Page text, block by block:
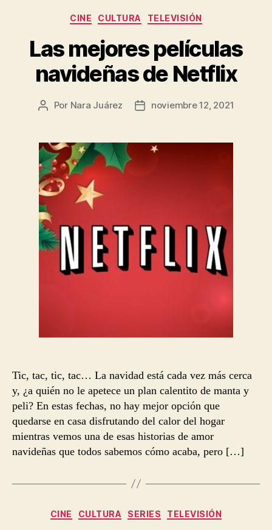
Categorías
CINE CULTURA TELEVISIÓN
Las mejores películas
navideñas de Netflix
Autor
entrada
Por Nara Juárez
Fecha
entrada
noviembre 12, 2021
Tic, tac, tic, tac… La navidad está cada vez más cerca
y, ¿a quién no le apetece un plan calentito de manta y
peli? En estas fechas, no hay mejor opción que
quedarse en casa disfrutando del calor del hogar
mientras vemos una de esas historias de amor
navideñas que todos sabemos cómo acaba, pero […]
Categorías
CINE CULTURA SERIES TELEVISIÓN